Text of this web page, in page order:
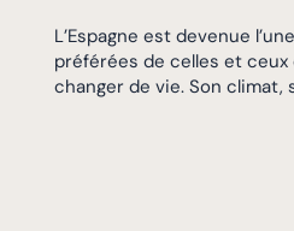
L’Espagne est devenue
préférées de celles et
changer de vie. Son climat,